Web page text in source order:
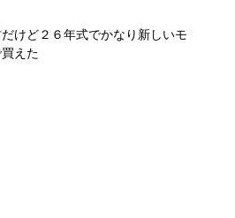
けど２６年式でかなり新しいモ
えた